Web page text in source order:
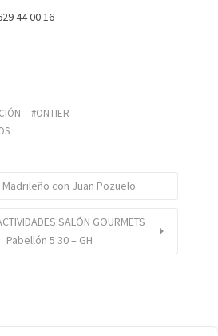
44 00 16
ONTIER
Madrileño con Juan Pozuelo
SALÓN GOURMETS
Pabellón 5 30 – GH